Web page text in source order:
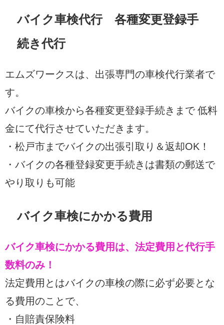
バイク車検代行 各種変更登録手
続き代行
エムズワークスは、出張専門の車検代行業者で
す。
バイクの車検から各種変更登録手続きまで 低料
金にて代行させていただきます。
・松戸市までバイクの出張引取り＆返却OK！
・バイクの各種登録変更手続きは書類の郵送で
やり取りも可能
バイク車検にかかる費用
バイク車検にかかる費用は、法定費用と代行手
数料のみ！
法定費用とはバイクの車検の際に必ず必要とな
る費用のことで、
・自賠責保険料